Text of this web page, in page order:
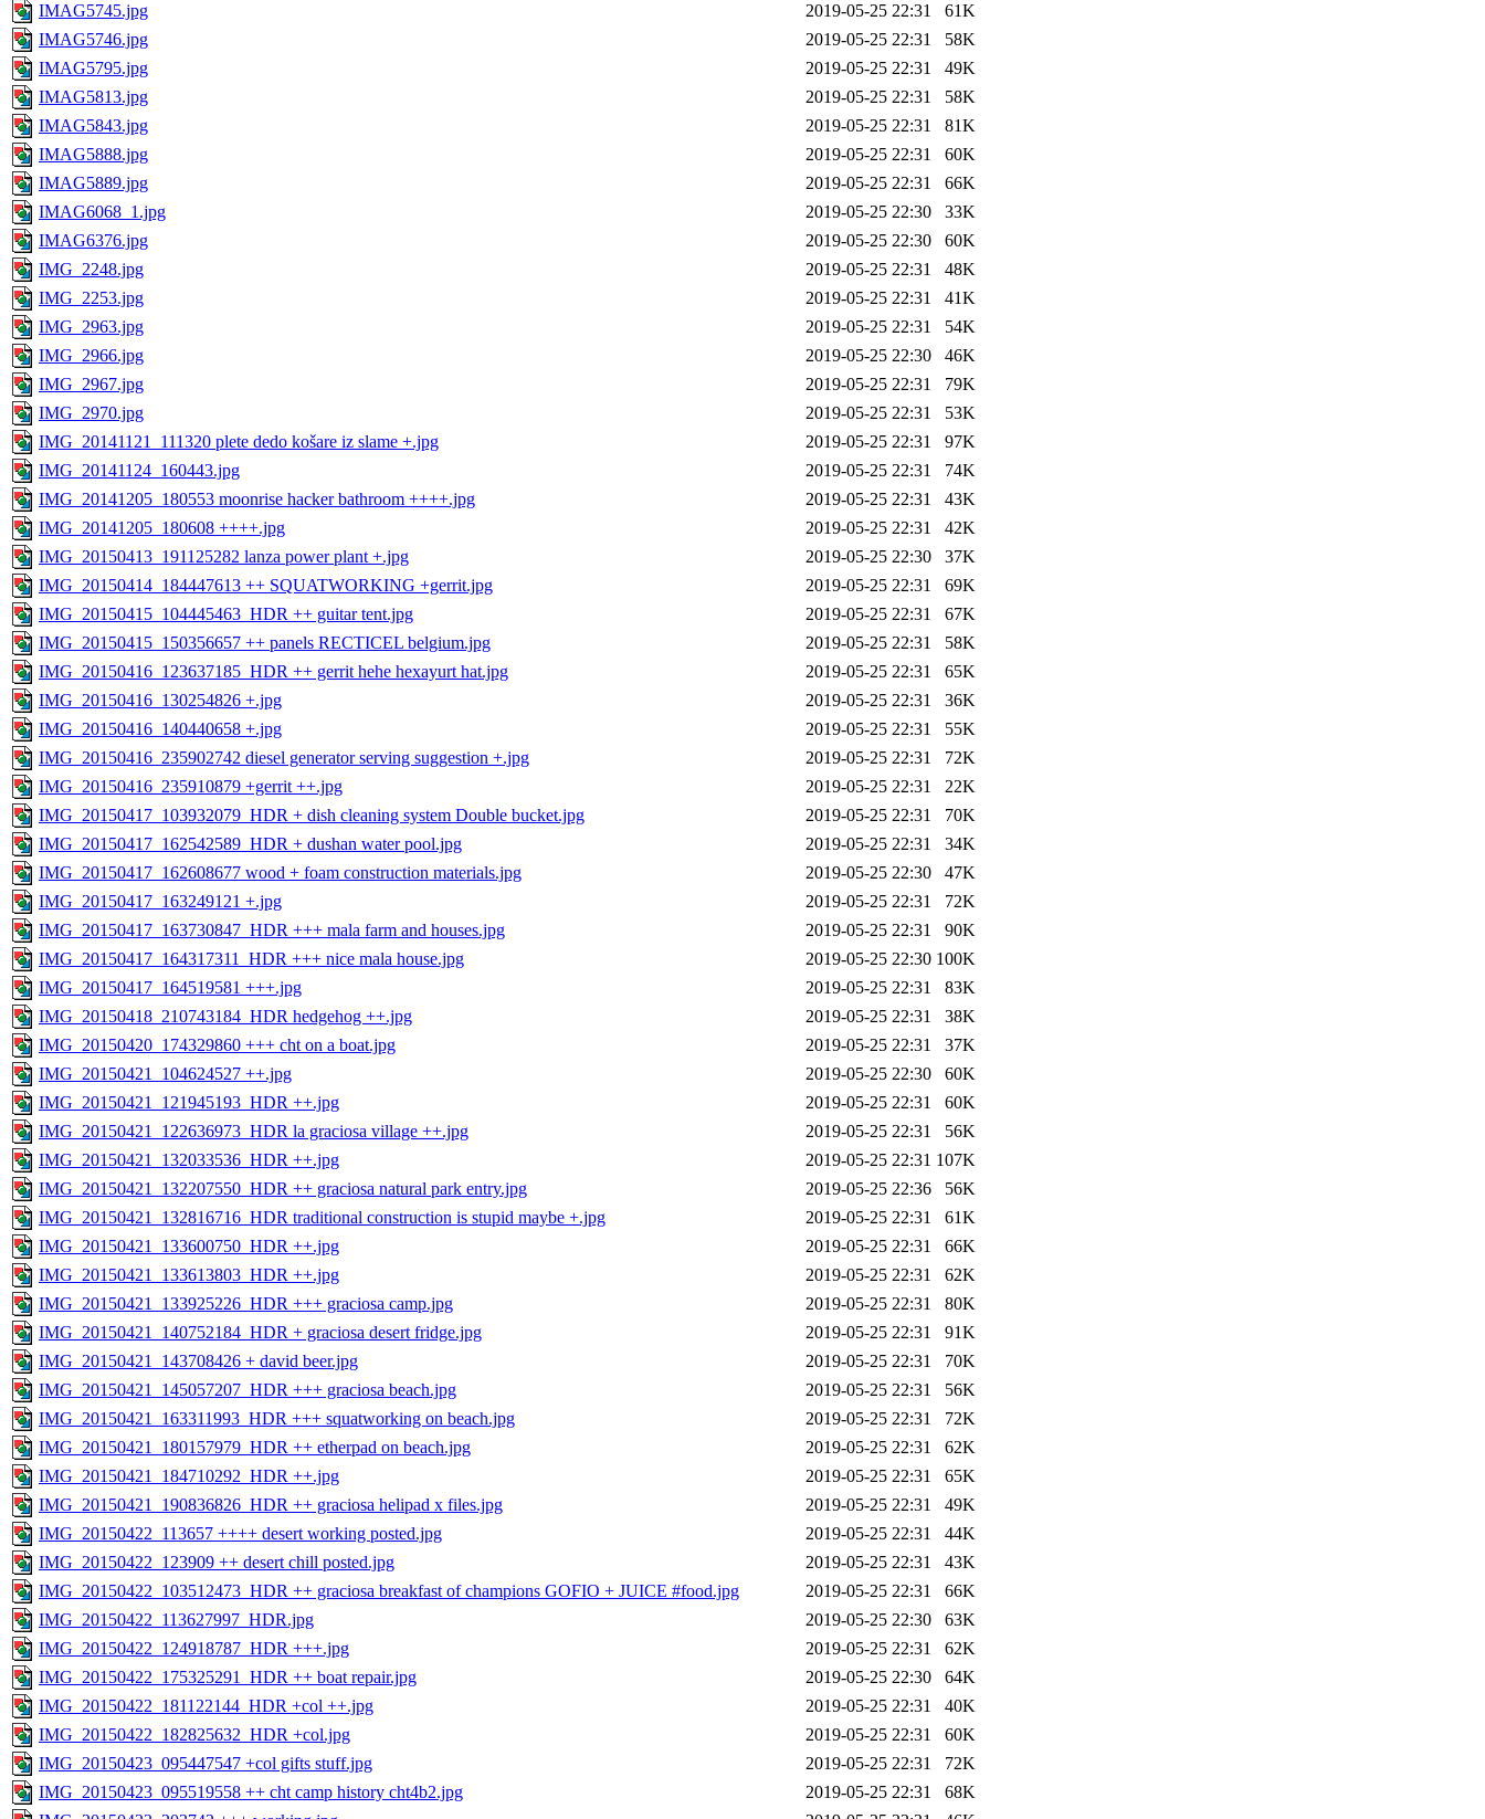
IMAG5745.jpg
2019-05-25 22:31
61K
IMAG5746.jpg
2019-05-25 22:31
58K
IMAG5795.jpg
2019-05-25 22:31
49K
IMAG5813.jpg
2019-05-25 22:31
58K
IMAG5843.jpg
2019-05-25 22:31
81K
IMAG5888.jpg
2019-05-25 22:31
60K
IMAG5889.jpg
2019-05-25 22:31
66K
IMAG6068_1.jpg
2019-05-25 22:30
33K
IMAG6376.jpg
2019-05-25 22:30
60K
IMG_2248.jpg
2019-05-25 22:31
48K
IMG_2253.jpg
2019-05-25 22:31
41K
IMG_2963.jpg
2019-05-25 22:31
54K
IMG_2966.jpg
2019-05-25 22:30
46K
IMG_2967.jpg
2019-05-25 22:31
79K
IMG_2970.jpg
2019-05-25 22:31
53K
IMG_20141121_111320 plete dedo košare iz slame +.jpg
2019-05-25 22:31
97K
IMG_20141124_160443.jpg
2019-05-25 22:31
74K
IMG_20141205_180553 moonrise hacker bathroom ++++.jpg
2019-05-25 22:31
43K
IMG_20141205_180608 ++++.jpg
2019-05-25 22:31
42K
IMG_20150413_191125282 lanza power plant +.jpg
2019-05-25 22:30
37K
IMG_20150414_184447613 ++ SQUATWORKING +gerrit.jpg
2019-05-25 22:31
69K
IMG_20150415_104445463_HDR ++ guitar tent.jpg
2019-05-25 22:31
67K
IMG_20150415_150356657 ++ panels RECTICEL belgium.jpg
2019-05-25 22:31
58K
IMG_20150416_123637185_HDR ++ gerrit hehe hexayurt hat.jpg
2019-05-25 22:31
65K
IMG_20150416_130254826 +.jpg
2019-05-25 22:31
36K
IMG_20150416_140440658 +.jpg
2019-05-25 22:31
55K
IMG_20150416_235902742 diesel generator serving suggestion +.jpg
2019-05-25 22:31
72K
IMG_20150416_235910879 +gerrit ++.jpg
2019-05-25 22:31
22K
IMG_20150417_103932079_HDR + dish cleaning system Double bucket.jpg
2019-05-25 22:31
70K
IMG_20150417_162542589_HDR + dushan water pool.jpg
2019-05-25 22:31
34K
IMG_20150417_162608677 wood + foam construction materials.jpg
2019-05-25 22:30
47K
IMG_20150417_163249121 +.jpg
2019-05-25 22:31
72K
IMG_20150417_163730847_HDR +++ mala farm and houses.jpg
2019-05-25 22:31
90K
IMG_20150417_164317311_HDR +++ nice mala house.jpg
2019-05-25 22:30 100K
IMG_20150417_164519581 +++.jpg
2019-05-25 22:31
83K
IMG_20150418_210743184_HDR hedgehog ++.jpg
2019-05-25 22:31
38K
IMG_20150420_174329860 +++ cht on a boat.jpg
2019-05-25 22:31
37K
IMG_20150421_104624527 ++.jpg
2019-05-25 22:30
60K
IMG_20150421_121945193_HDR ++.jpg
2019-05-25 22:31
60K
IMG_20150421_122636973_HDR la graciosa village ++.jpg
2019-05-25 22:31
56K
IMG_20150421_132033536_HDR ++.jpg
2019-05-25 22:31 107K
IMG_20150421_132207550_HDR ++ graciosa natural park entry.jpg
2019-05-25 22:36
56K
IMG_20150421_132816716_HDR traditional construction is stupid maybe +.jpg
2019-05-25 22:31
61K
IMG_20150421_133600750_HDR ++.jpg
2019-05-25 22:31
66K
IMG_20150421_133613803_HDR ++.jpg
2019-05-25 22:31
62K
IMG_20150421_133925226_HDR +++ graciosa camp.jpg
2019-05-25 22:31
80K
IMG_20150421_140752184_HDR + graciosa desert fridge.jpg
2019-05-25 22:31
91K
IMG_20150421_143708426 + david beer.jpg
2019-05-25 22:31
70K
IMG_20150421_145057207_HDR +++ graciosa beach.jpg
2019-05-25 22:31
56K
IMG_20150421_163311993_HDR +++ squatworking on beach.jpg
2019-05-25 22:31
72K
IMG_20150421_180157979_HDR ++ etherpad on beach.jpg
2019-05-25 22:31
62K
IMG_20150421_184710292_HDR ++.jpg
2019-05-25 22:31
65K
IMG_20150421_190836826_HDR ++ graciosa helipad x files.jpg
2019-05-25 22:31
49K
IMG_20150422_113657 ++++ desert working posted.jpg
2019-05-25 22:31
44K
IMG_20150422_123909 ++ desert chill posted.jpg
2019-05-25 22:31
43K
IMG_20150422_103512473_HDR ++ graciosa breakfast of champions GOFIO + JUICE #food.jpg
2019-05-25 22:31
66K
IMG_20150422_113627997_HDR.jpg
2019-05-25 22:30
63K
IMG_20150422_124918787_HDR +++.jpg
2019-05-25 22:31
62K
IMG_20150422_175325291_HDR ++ boat repair.jpg
2019-05-25 22:30
64K
IMG_20150422_181122144_HDR +col ++.jpg
2019-05-25 22:31
40K
IMG_20150422_182825632_HDR +col.jpg
2019-05-25 22:31
60K
IMG_20150423_095447547 +col gifts stuff.jpg
2019-05-25 22:31
72K
IMG_20150423_095519558 ++ cht camp history cht4b2.jpg
2019-05-25 22:31
68K